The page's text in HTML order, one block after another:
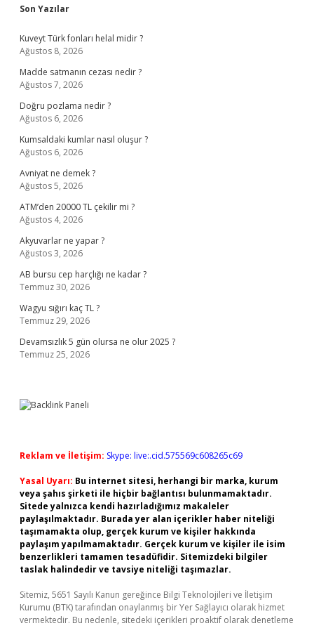
Sidebar
Son Yazılar
Kuveyt Türk fonları helal midir ?
Ağustos 8, 2026
Madde satmanın cezası nedir ?
Ağustos 7, 2026
Doğru pozlama nedir ?
Ağustos 6, 2026
Kumsaldaki kumlar nasıl oluşur ?
Ağustos 6, 2026
Avniyat ne demek ?
Ağustos 5, 2026
ATM’den 20000 TL çekilir mi ?
Ağustos 4, 2026
Akyuvarlar ne yapar ?
Ağustos 3, 2026
AB bursu cep harçlığı ne kadar ?
Temmuz 30, 2026
Wagyu sığırı kaç TL ?
Temmuz 29, 2026
Devamsızlık 5 gün olursa ne olur 2025 ?
Temmuz 25, 2026
Reklam ve İletişim: Skype: live:.cid.575569c608265c69
Yasal Uyarı: Bu internet sitesi, herhangi bir marka, kurum
veya şahıs şirketi ile hiçbir bağlantısı bulunmamaktadır.
Sitede yalnızca kendi hazırladığımız makaleler
paylaşılmaktadır. Burada yer alan içerikler haber niteliği
taşımamakta olup, gerçek kurum ve kişiler hakkında
paylaşım yapılmamaktadır. Gerçek kurum ve kişiler ile isim
benzerlikleri tamamen tesadüfidir. Sitemizdeki bilgiler
taslak halindedir ve tavsiye niteliği taşımazlar.
Sitemiz, 5651 Sayılı Kanun gereğince Bilgi Teknolojileri ve İletişim
Kurumu (BTK) tarafından onaylanmış bir Yer Sağlayıcı olarak hizmet
vermektedir. Bu nedenle, sitedeki içerikleri proaktif olarak denetleme